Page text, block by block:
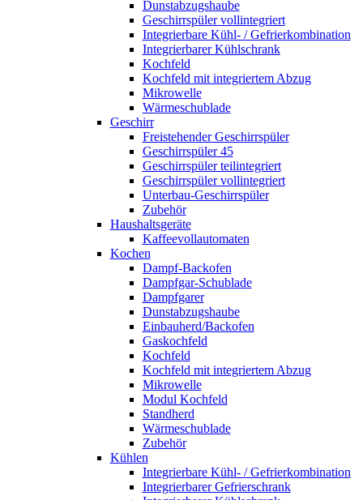
Dunstabzugshaube
Geschirrspüler vollintegriert
Integrierbare Kühl- / Gefrierkombination
Integrierbarer Kühlschrank
Kochfeld
Kochfeld mit integriertem Abzug
Mikrowelle
Wärmeschublade
Geschirr
Freistehender Geschirrspüler
Geschirrspüler 45
Geschirrspüler teilintegriert
Geschirrspüler vollintegriert
Unterbau-Geschirrspüler
Zubehör
Haushaltsgeräte
Kaffeevollautomaten
Kochen
Dampf-Backofen
Dampfgar-Schublade
Dampfgarer
Dunstabzugshaube
Einbauherd/Backofen
Gaskochfeld
Kochfeld
Kochfeld mit integriertem Abzug
Mikrowelle
Modul Kochfeld
Standherd
Wärmeschublade
Zubehör
Kühlen
Integrierbare Kühl- / Gefrierkombination
Integrierbarer Gefrierschrank